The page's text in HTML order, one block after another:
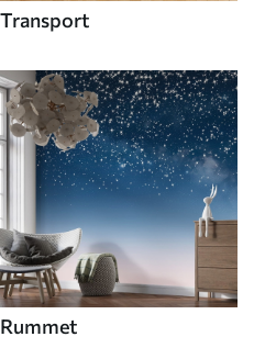
Transport
Rummet